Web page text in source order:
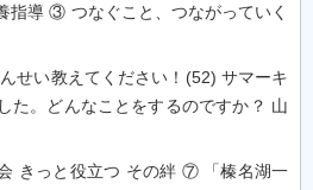
指導 ③ つなぐこと、つながっていく
せい教えてください！(52) サマーキ
た。どんなことをするのですか？ 山
きっと役立つ その絆 ⑦ 「榛名湖一